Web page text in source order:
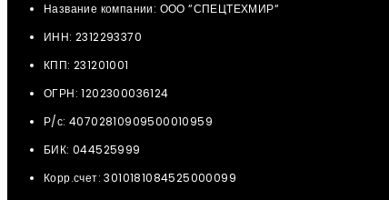
Название компании: ООО “СПЕЦТЕХМИР“
ИНН: 2312293370
КПП: 231201001
ОГРН: 1202300036124
Р/с: 40702810909500010959
БИК: 044525999
Корр.счет: 3010181084525000099